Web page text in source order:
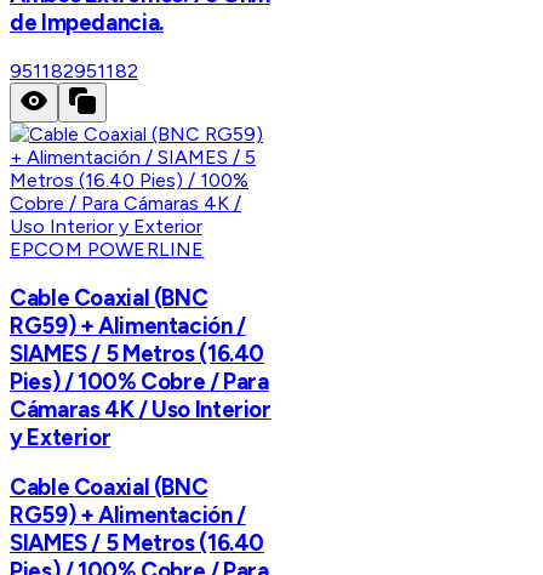
de Impedancia.
951182951182
EPCOM POWERLINE
Cable Coaxial (BNC
RG59) + Alimentación /
SIAMES / 5 Metros (16.40
Pies) / 100% Cobre / Para
Cámaras 4K / Uso Interior
y Exterior
Cable Coaxial (BNC
RG59) + Alimentación /
SIAMES / 5 Metros (16.40